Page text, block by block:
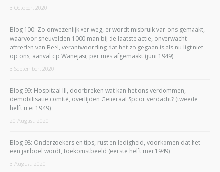
3 October, 2020
Blog 100: Zo onwezenlijk ver weg, er wordt misbruik van ons gemaakt,
waarvoor sneuvelden 1000 man bij de laatste actie, onverwacht
aftreden van Beel, verantwoording dat het zo gegaan is als nu ligt niet
op ons, aanval op Wanejasi, per mes afgemaakt (juni 1949)
3 September, 2020
Blog 99: Hospitaal III, doorbreken wat kan het ons verdommen,
demobilisatie comité, overlijden Generaal Spoor verdacht? (tweede
helft mei 1949)
20 August, 2020
Blog 98: Onderzoekers en tips, rust en ledigheid, voorkomen dat het
een janboel wordt, toekomstbeeld (eerste helft mei 1949)
3 August, 2020